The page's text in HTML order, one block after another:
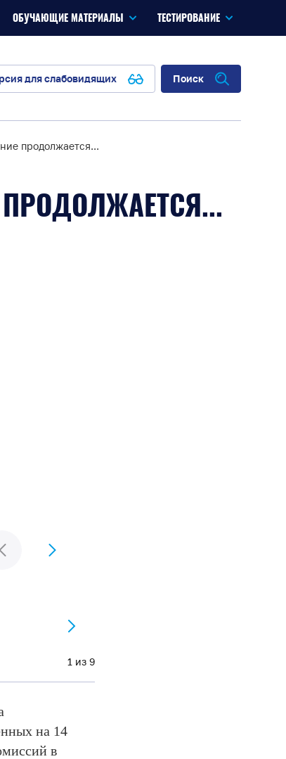
ОБУЧАЮЩИЕ МАТЕРИАЛЫ ТЕСТИРОВАНИЕ
для слабовидящих Поиск
продолжается...
1 из 9
на 14
в